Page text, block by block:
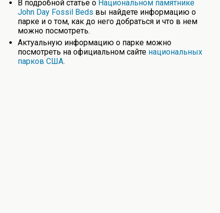
В подробной статье о Национальном памятнике
John Day Fossil Beds вы найдете информацию о
парке и о том, как до него добраться и что в нем
можно посмотреть.
Актуальную информацию о парке можно
посмотреть на официальном сайтенациональных
парков США.